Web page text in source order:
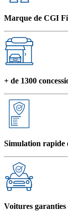
Marque de CGI
+ de 1300
Simulation rapide
Voitures garanties